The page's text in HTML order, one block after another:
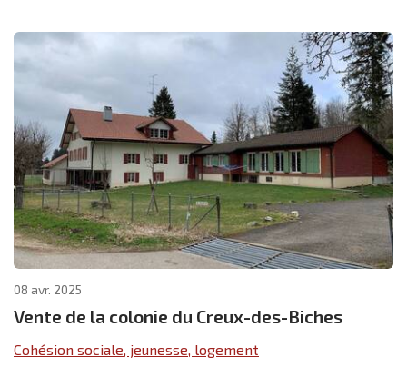
08 avr. 2025
Vente de la colonie du Creux-des-Biches
Cohésion sociale, jeunesse, logement